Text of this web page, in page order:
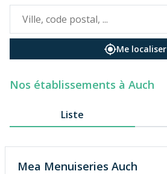
Me localiser
Nos établissements à Auch
Liste
Mea Menuiseries Auch